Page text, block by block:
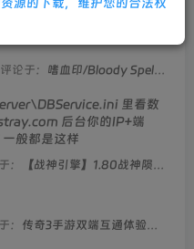
：【战神引擎】天花板插件-稻草人复古完整版+双端+教程
评论于： 嗜血印/Bloody Spell（豪华正式版-Build.9110207-7-13+全DLC+创意工坊MOD）
里看数
口/pay.php 密码1 一般都是这样
： 【战神引擎】1.80战神陨落激情版+安卓苹果双端+教程
： 传奇3手游双端互通体验版+PC+安卓+教程